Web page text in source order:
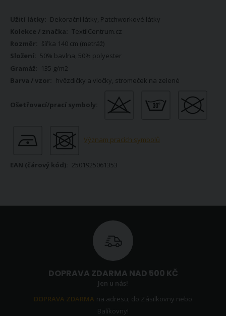
Více
informací
Dekorační látky, Patchworkové látky
TextilCentrum.cz
šířka 140 cm (metráž)
50% bavlna, 50% polyester
135 g/m2
hvězdičky a vločky, stromeček na zelené
Význam pracích symbolů
2501925061353
DOPRAVA ZDARMA NAD 500 KČ
Jen u nás!
DOPRAVA ZDARMA na adresu, do Zásilkovny nebo
Balíkovny!